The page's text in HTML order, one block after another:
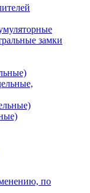
замки
по